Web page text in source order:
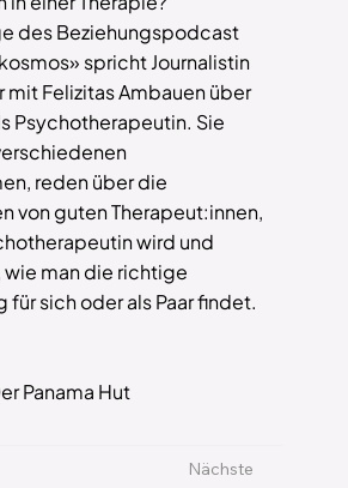
des Beziehungspodcast
spricht Journalistin
mit Felizitas Ambauen über
Psychotherapeutin. Sie
reden über die
von guten Therapeut:innen,
wird und
man die richtige
für sich oder als Paar findet.
Panama Hut
Nächste